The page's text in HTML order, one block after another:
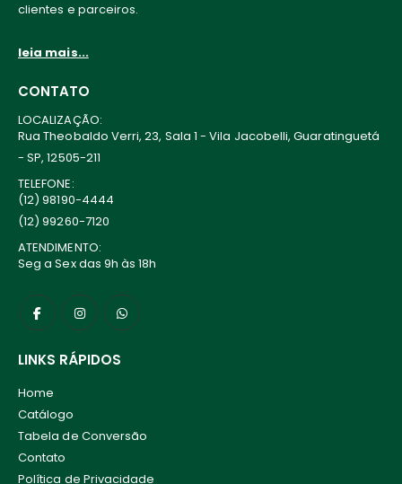
clientes e parceiros.
leia mais...
CONTATO
LOCALIZAÇÃO:
Rua Theobaldo Verri, 23, Sala 1 - Vila Jacobelli, Guaratinguetá
- SP, 12505-211
TELEFONE:
(12) 98190-4444
(12) 99260-7120
ATENDIMENTO:
Seg a Sex das 9h às 18h
LINKS RÁPIDOS
Home
Catálogo
Tabela de Conversão
Contato
Política de Privacidade